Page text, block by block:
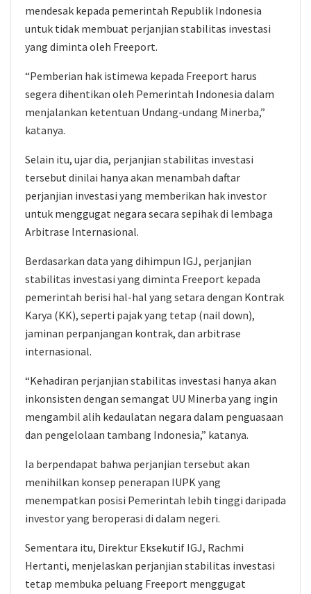
mendesak kepada pemerintah Republik Indonesia
untuk tidak membuat perjanjian stabilitas investasi
yang diminta oleh Freeport.
“Pemberian hak istimewa kepada Freeport harus
segera dihentikan oleh Pemerintah Indonesia dalam
menjalankan ketentuan Undang-undang Minerba,”
katanya.
Selain itu, ujar dia, perjanjian stabilitas investasi
tersebut dinilai hanya akan menambah daftar
perjanjian investasi yang memberikan hak investor
untuk menggugat negara secara sepihak di lembaga
Arbitrase Internasional.
Berdasarkan data yang dihimpun IGJ, perjanjian
stabilitas investasi yang diminta Freeport kepada
pemerintah berisi hal-hal yang setara dengan Kontrak
Karya (KK), seperti pajak yang tetap (nail down),
jaminan perpanjangan kontrak, dan arbitrase
internasional.
“Kehadiran perjanjian stabilitas investasi hanya akan
inkonsisten dengan semangat UU Minerba yang ingin
mengambil alih kedaulatan negara dalam penguasaan
dan pengelolaan tambang Indonesia,” katanya.
Ia berpendapat bahwa perjanjian tersebut akan
menihilkan konsep penerapan IUPK yang
menempatkan posisi Pemerintah lebih tinggi daripada
investor yang beroperasi di dalam negeri.
Sementara itu, Direktur Eksekutif IGJ, Rachmi
Hertanti, menjelaskan perjanjian stabilitas investasi
tetap membuka peluang Freeport menggugat